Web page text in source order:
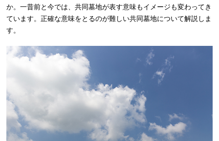
か。一昔前と今では、共同墓地が表す意味もイメージも変わってき
ています。正確な意味をとるのが難しい共同墓地について解説しま
す。